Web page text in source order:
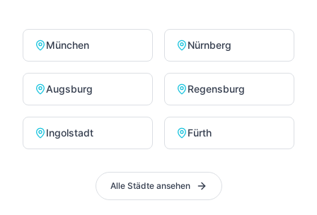
München Nürnberg
Augsburg Regensburg
Ingolstadt Fürth
Alle Städte ansehen